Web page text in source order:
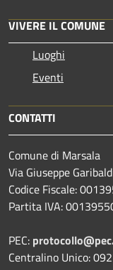
VIVERE IL COMUNE
Luoghi
Eventi
CONTATTI
Comune di Marsala
Via Giuseppe
Codice Fiscale:
Partita IVA:
PEC:
Centralino Unico: